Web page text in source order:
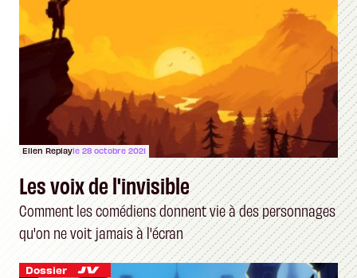
Ellen Replayle 28 octobre 2021
Les voix de l'invisible
Comment les comédiens donnent vie à des personnages
qu'on ne voit jamais à l'écran
Dossier